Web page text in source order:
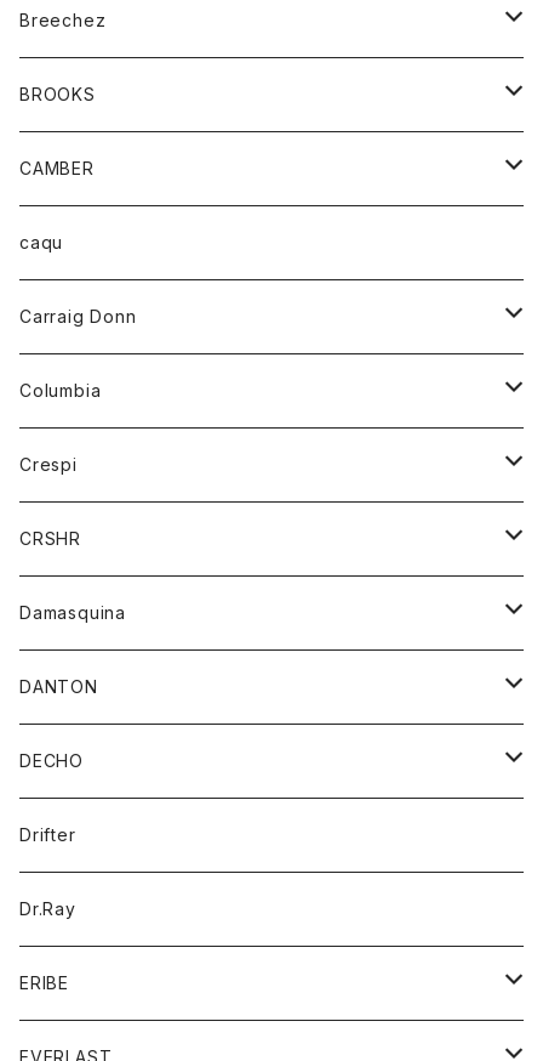
ベルト
Tシャツ
グッズ
アンダーウェアー
カードホルダー
チーフ
バンダナ
トップス
カーディガン
トレーナー
パーカー
ボトム
オーバーオール
ショートパンツ
レディース
オーバーオール
カーディガン
Tシャツ
パーカー
Breechez
シャツ
BROOKS
グッズ
靴
CAMBER
トップス
ハーフスリーブTシャツ
caqu
Carraig Donn
ニット
Columbia
アウター
ジャケット
Crespi
ジャケット
ワンピース
ブラウス
CRSHR
キャップ
Damasquina
ウォレット
カードケース
バッグ
DANTON
アウター
コート
ジャケット
アクセサリー
バッグ
キッズ
シャツ
Tシャツ
グッズ
帽子
トップス
DECHO
帽子
Drifter
Dr.Ray
ERIBE
ニット
EVERLAST